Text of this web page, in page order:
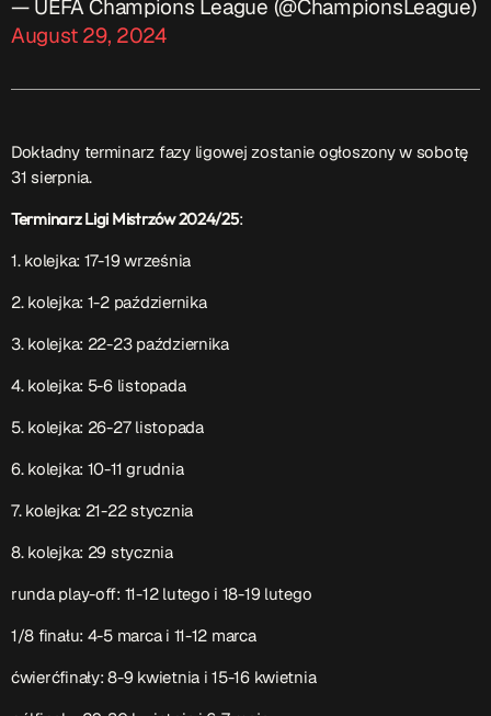
— UEFA Champions League (@ChampionsLeague)
August 29, 2024
Dokładny terminarz fazy ligowej zostanie ogłoszony w sobotę
31 sierpnia.
Terminarz Ligi Mistrzów 2024/25:
1. kolejka: 17-19 września
2. kolejka: 1-2 października
3. kolejka: 22-23 października
4. kolejka: 5-6 listopada
5. kolejka: 26-27 listopada
6. kolejka: 10-11 grudnia
7. kolejka: 21-22 stycznia
8. kolejka: 29 stycznia
runda play-off: 11-12 lutego i 18-19 lutego
1/8 finału: 4-5 marca i 11-12 marca
ćwierćfinały: 8-9 kwietnia i 15-16 kwietnia